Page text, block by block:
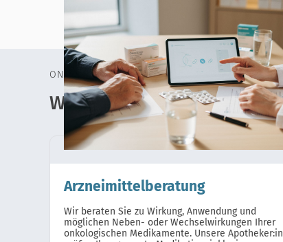
ONKOLOGIE RATGEBER
Weitere Themen aus
Arzneimittelberatung
Wir beraten Sie zu Wirkung, Anwendung und
möglichen Neben- oder Wechselwirkungen Ihrer
onkologischen Medikamente. Unsere